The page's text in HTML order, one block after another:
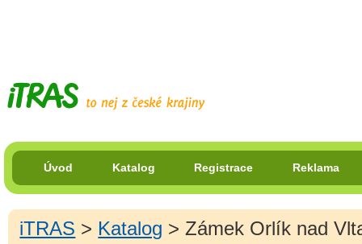
Úvod Katalog Registrace Reklama
iTRAS > Katalog > Zámek Orlík nad